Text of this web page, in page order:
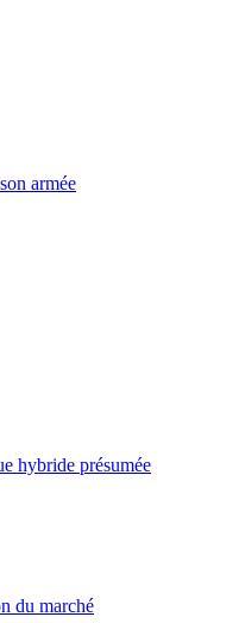
armée
hybride présumée
du marché